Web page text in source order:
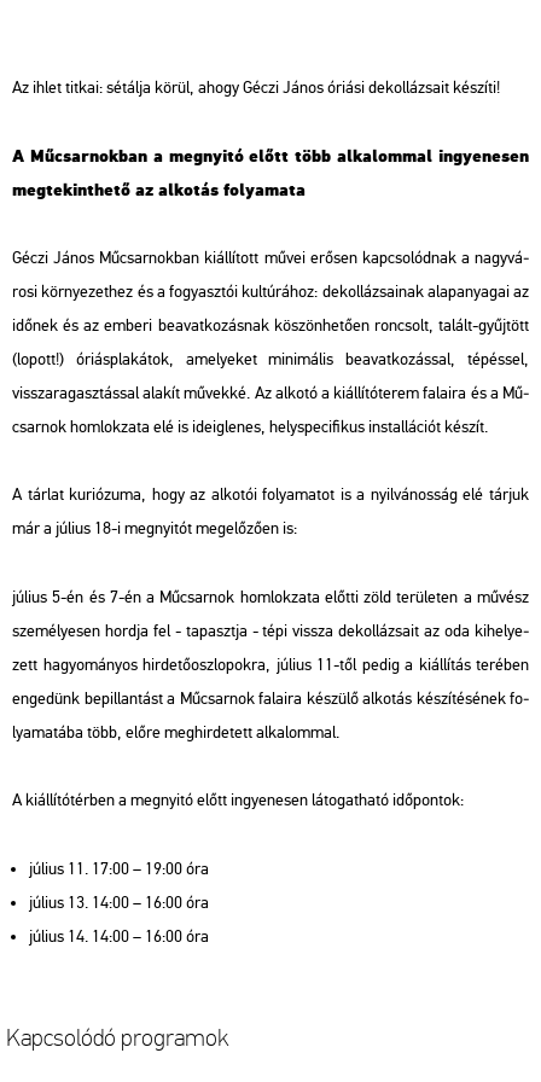
Az ihlet tit­kai: sé­tál­ja körül, ahogy Géczi János óri­á­si de­kol­lá­zsa­it ké­szí­ti!
A Mű­csar­nok­ban a meg­nyi­tó előtt több al­ka­lom­mal in­gye­ne­sen
meg­te­kint­he­tő az al­ko­tás fo­lya­ma­ta
Géczi János Mű­csar­nok­ban ki­ál­lí­tott művei erő­sen kap­cso­lód­nak a nagy­vá­
ro­si kör­nye­zet­hez és a fo­gyasz­tói kul­tú­rá­hoz: de­kol­lá­zsa­i­nak alap­anya­gai az
idő­nek és az em­be­ri be­avat­ko­zás­nak kö­szön­he­tő­en ron­csolt, ta­lált-gyűj­tött
(lo­pott!) óri­ás­pla­ká­tok, ame­lye­ket mi­ni­má­lis be­avat­ko­zás­sal, té­pés­sel,
vissza­ra­gasz­tás­sal ala­kít mű­vek­ké. Az al­ko­tó a ki­ál­lí­tó­te­rem fa­la­i­ra és a Mű­
csar­nok hom­lok­za­ta elé is ide­ig­le­nes, hely­spe­ci­fi­kus ins­tal­lá­ci­ót ké­szít.
A tár­lat ku­ri­ó­zu­ma, hogy az al­ko­tói fo­lya­ma­tot is a nyil­vá­nos­ság elé tár­juk
már a jú­li­us 18-i meg­nyi­tót meg­elő­ző­en is:
jú­li­us 5-én és 7-én a Mű­csar­nok hom­lok­za­ta előt­ti zöld te­rü­le­ten a mű­vész
sze­mé­lye­sen hord­ja fel - ta­paszt­ja - tépi vissza de­kol­lá­zsa­it az oda ki­he­lye­
zett ha­gyo­má­nyos hir­de­tő­osz­lo­pok­ra, jú­li­us 11-től pedig a ki­ál­lí­tás te­ré­ben
en­ge­dünk be­pil­lan­tást a Mű­csar­nok fa­la­i­ra ké­szü­lő al­ko­tás ké­szí­té­sé­nek fo­
lya­ma­tá­ba több, előre meg­hir­de­tett al­ka­lom­mal.
A ki­ál­lí­tó­tér­ben a meg­nyi­tó előtt in­gye­ne­sen lá­to­gat­ha­tó idő­pon­tok:
jú­li­us 11. 17:00 – 19:00 óra
jú­li­us 13. 14:00 – 16:00 óra
jú­li­us 14. 14:00 – 16:00 óra
Kap­cso­ló­dó prog­ra­mok